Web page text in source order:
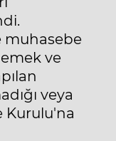
muhasebe
ve
veya
Kurulu'na